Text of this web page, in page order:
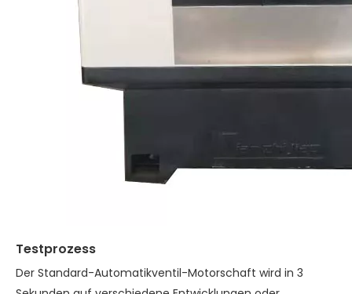
Testprozess
Der Standard-Automatikventil-Motorschaft wird in 3